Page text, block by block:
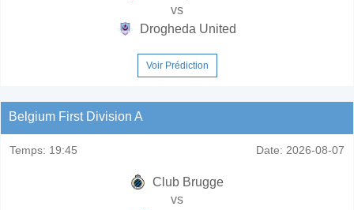
vs
Drogheda United
Voir Prédiction
Belgium First Division A
Temps: 19:45 Date: 2026-08-07
Club Brugge
vs